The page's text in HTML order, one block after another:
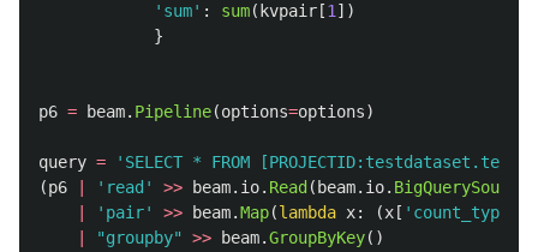
' sum' : sum( kvpair [1 ])
}
p6 = beam. Pipeline(options=options)
query = ' SELECT * FROM
(p6 ' read ' >> beam. io. Read ( beam. io. BigQuerySource
' pair' >> beam.Map(lambda x: (x [ ' count_type
"groupby" >> beam.GroupByKey()